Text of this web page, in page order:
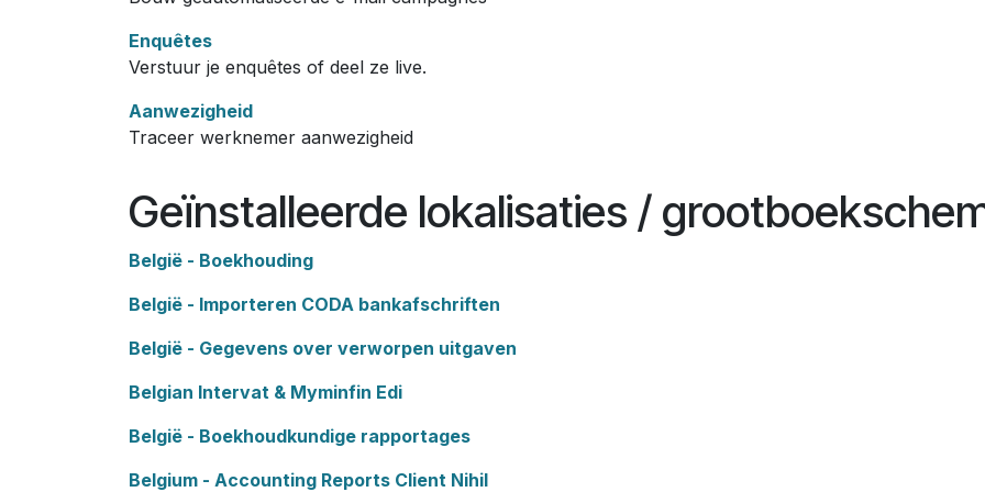
Enquêtes
Verstuur je enquêtes of deel ze live.
Aanwezigheid
Traceer werknemer aanwezigheid
Geïnstalleerde lokalisaties /
België - Boekhouding
België - Importeren CODA bankafschriften
België - Gegevens over verworpen uitgaven
Belgian Intervat & Myminfin Edi
België - Boekhoudkundige rapportages
Belgium - Accounting Reports Client Nihil